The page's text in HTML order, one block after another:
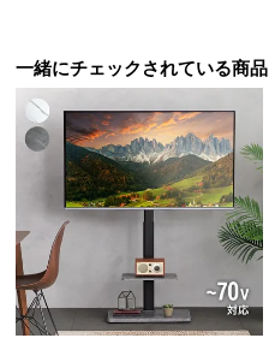
型
商
品
送
に
つ
い
て
一緒にチェックされている商品